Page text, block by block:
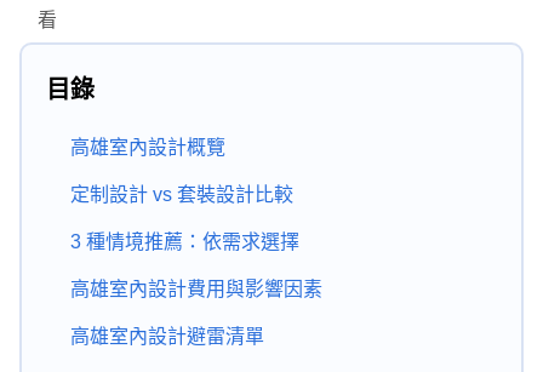
看
目錄
高雄室內設計概覽
定制設計 vs 套裝設計比較
3 種情境推薦：依需求選擇
高雄室內設計費用與影響因素
高雄室內設計避雷清單